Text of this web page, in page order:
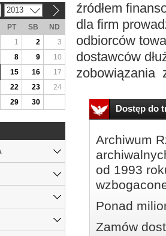
źródłem
dla firm
odbiorców
dostawców
zobowiązania
Dostęp do
Archiwum
od 1993
Ponad
Zamów
2013
PT SB
ND
1
2
3
8 9
10
15 16
17
22 23
24
29 30